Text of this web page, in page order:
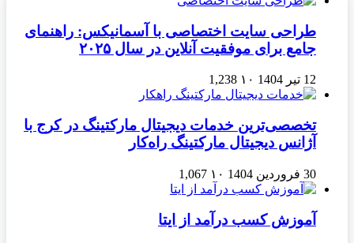
طراحی سایت اختصاصی با آسمانیکس: راهنمای
جامع برای موفقیت آنلاین در سال ۲۰۲۵
12 تیر 1404 ۱۰ 1,238
تخصصی‌ترین خدمات دیجیتال مارکتینگ در کرج با
آژانس دیجیتال مارکتینگ راه‌کار
30 فروردین 1404 ۱۰ 1,067
آموزش کسب درآمد از ایتا